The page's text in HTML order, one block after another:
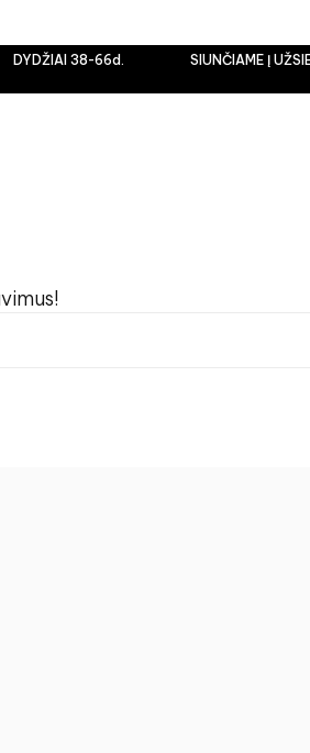
38-66d. SIUNČIAME Į UŽSIENĮ